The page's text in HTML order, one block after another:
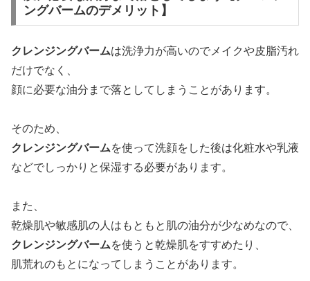
ングバームのデメリット】
クレンジングバームは洗浄力が高いのでメイクや皮脂汚れ
だけでなく、
顔に必要な油分まで落としてしまうことがあります。
そのため、
クレンジングバームを使って洗顔をした後は化粧水や乳液
などでしっかりと保湿する必要があります。
また、
乾燥肌や敏感肌の人はもともと肌の油分が少なめなので、
クレンジングバームを使うと乾燥肌をすすめたり、
肌荒れのもとになってしまうことがあります。